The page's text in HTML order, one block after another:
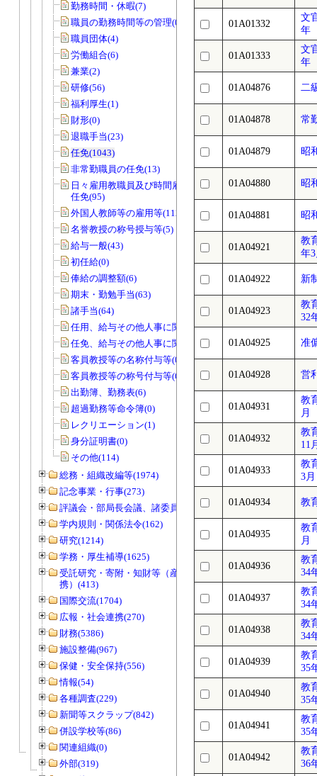
勤務時間・休暇(7)
職員の勤務時間等の管理(0)
職員団体(4)
労働組合(6)
兼業(2)
研修(56)
福利厚生(1)
財形(0)
退職手当(23)
任免(1043)
非常勤職員の任免(13)
日々雇用教職員及び時間雇用教職員の
任免(95)
外国人教師等の雇用等(112)
名誉教授の称号授与等(5)
給与一般(43)
初任給(0)
俸給の調整額(6)
期末・勤勉手当(63)
諸手当(64)
任用、給与その他人事に関する調査(22)
任免、給与その他人事に関する調査(7)
客員教授等の名称付与等(0)
客員教授等の称号付与等(6)
出勤簿、勤務表(6)
超過勤務等命令簿(0)
レクリエーション(1)
身分証明書(0)
その他(114)
総務・組織改編等(1974)
記念事業・行事(273)
評議会・部局長会議、諸委員会等(1466)
学内規則・関係法令(162)
研究(1214)
学務・厚生補導(1625)
受託研究・寄附・知財等（産官学連
携）(413)
国際交流(1704)
広報・社会連携(270)
財務(5386)
施設整備(967)
保健・安全保持(556)
情報(54)
各種調査(229)
新聞等スクラップ(842)
併設学校等(86)
関連組織(0)
外部(319)
01A01332
文
年
01A01333
文
年
01A04876 二
01A04878 常
01A04879 昭
01A04880 昭
01A04881 昭
01A04921
教
年
01A04922 新
01A04923
教
32
01A04925 准
01A04928 営
01A04931
教
月
01A04932
教
11
01A04933
教
3月
01A04934 教
01A04935
教
月
01A04936
教
34
01A04937
教
34
01A04938
教
34
01A04939
教
35
01A04940
教
35
01A04941
教
35
01A04942
教
36